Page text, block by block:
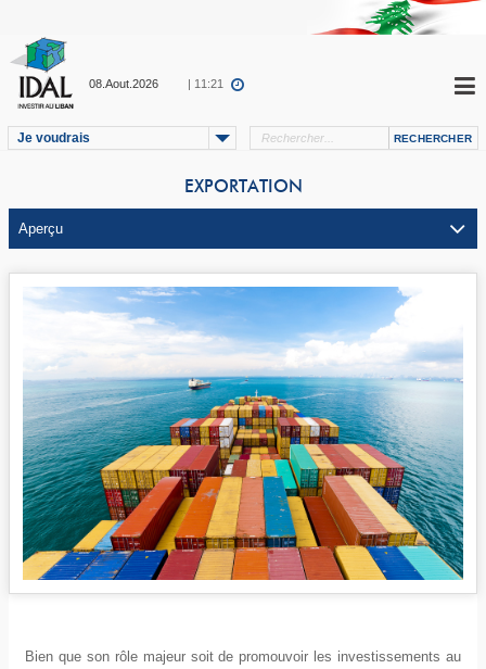
08.Aout.2026 | 11:21
Je voudrais
EXPORTATION
Bien que son rôle majeur soit de promouvoir les investissements au